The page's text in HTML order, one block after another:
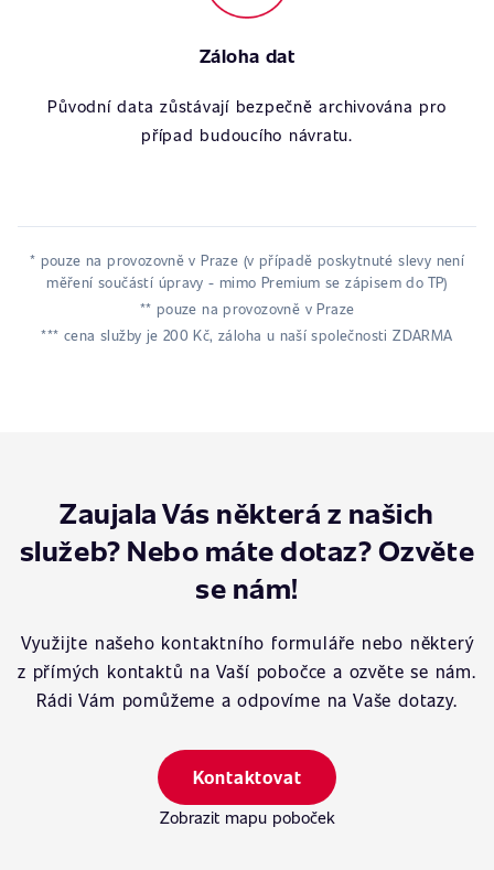
Záloha dat
Původní data zůstávají bezpečně archivována pro
případ budoucího návratu.
* pouze na provozovně v Praze (v případě poskytnuté slevy není
měření součástí úpravy - mimo Premium se zápisem do TP)
** pouze na provozovně v Praze
*** cena služby je 200 Kč, záloha u naší společnosti ZDARMA
Zaujala Vás některá z našich
služeb? Nebo máte dotaz? Ozvěte
se nám!
Využijte našeho kontaktního formuláře nebo některý
z přímých kontaktů na Vaší pobočce a ozvěte se nám.
Rádi Vám pomůžeme a odpovíme na Vaše dotazy.
Kontaktovat
Zobrazit mapu poboček